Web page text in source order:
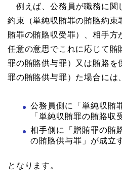
例えば、公務員が職務に関
約束（単純収賄罪の賄賂約束
賄罪の賄賂収受罪）、相手方
任意の意思でこれに応じて賄
罪の賄賂供与罪）又は賄賂を
罪の賄賂供与罪）た場合には、
公務員側に「単純収賄
「単純収賄罪の賄賂収
相手側に「贈賄罪の賄
の賄賂供与罪」が成立
となります。